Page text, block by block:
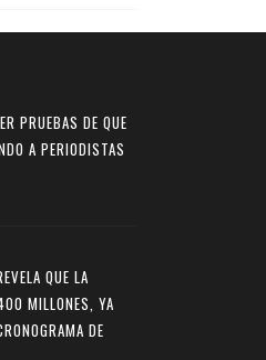
PRUEBAS DE QUE
A PERIODISTAS
QUE LA
MILLONES, YA
DE